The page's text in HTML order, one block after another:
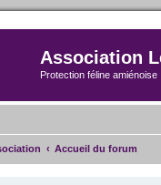
Association
Protection féline amiénoise
Accueil du forum